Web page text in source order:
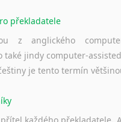
překladatele
z anglického
také jindy computer-assisted